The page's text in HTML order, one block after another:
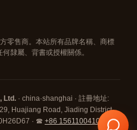
零售商。本站所有品牌名稱、商標
隸屬、背書或授權關係。
Ltd. · china·shanghai · 註冊地址:
Huajiang Road, Jiading District,
· ☎ +86 15611004108
· ✉